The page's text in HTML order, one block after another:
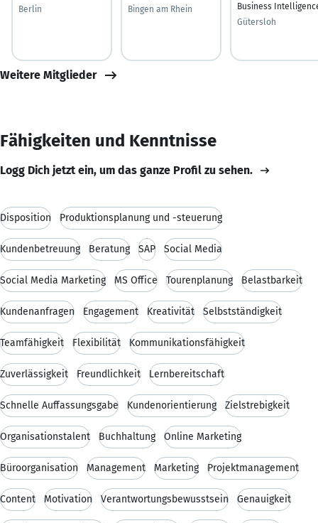
Berlin
Bingen am Rhein
Business
Gütersloh
Weitere Mitglieder
Fähigkeiten und Kenntnisse
Logg Dich jetzt ein, um das ganze Profil zu sehen.
Disposition Produktionsplanung und -steuerung
Kundenbetreuung Beratung SAP Social Media
Social Media Marketing MS Office Tourenplanung Belastbarkeit
Kundenanfragen Engagement Kreativität Selbstständigkeit
Teamfähigkeit Flexibilität Kommunikationsfähigkeit
Zuverlässigkeit Freundlichkeit Lernbereitschaft
Schnelle Auffassungsgabe Kundenorientierung Zielstrebigkeit
Organisationstalent Buchhaltung Online Marketing
Büroorganisation Management Marketing Projektmanagement
Content Motivation Verantwortungsbewusstsein Genauigkeit